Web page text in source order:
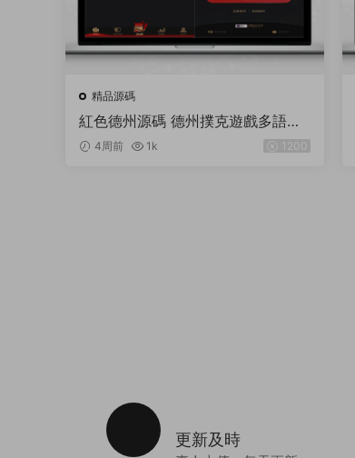
精品源碼
紅色德州源碼 德州撲克遊戲多語言
版/Unity+JAVA版APP雙端源碼/中
英繁三語言+帶控+帶彩池持倉/完美
4周前 1k 1200
更新及時